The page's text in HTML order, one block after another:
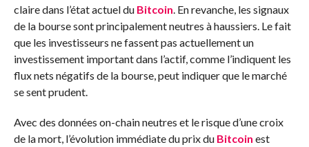
claire dans l’état actuel du Bitcoin. En revanche, les signaux
de la bourse sont principalement neutres à haussiers. Le fait
que les investisseurs ne fassent pas actuellement un
investissement important dans l’actif, comme l’indiquent les
flux nets négatifs de la bourse, peut indiquer que le marché
se sent prudent.
Avec des données on-chain neutres et le risque d’une croix
de la mort, l’évolution immédiate du prix du Bitcoin est